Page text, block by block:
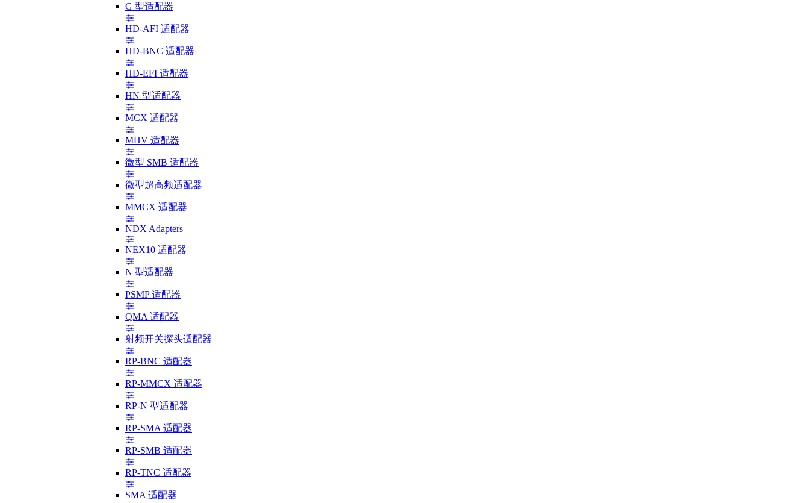
G 型适配器
HD-AFI 适配器
HD-BNC 适配器
HD-EFI 适配器
HN 型适配器
MCX 适配器
MHV 适配器
微型 SMB 适配器
微型超高频适配器
MMCX 适配器
NDX Adapters
NEX10 适配器
N 型适配器
PSMP 适配器
QMA 适配器
射频开关探头适配器
RP-BNC 适配器
RP-MMCX 适配器
RP-N 型适配器
RP-SMA 适配器
RP-SMB 适配器
RP-TNC 适配器
SMA 适配器